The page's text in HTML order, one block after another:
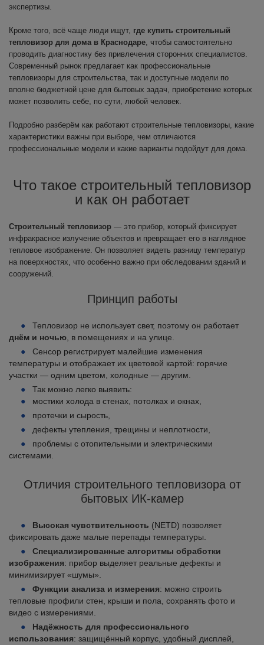
экспертизы.
Кроме того, всё чаще люди ищут, где купить строительный
тепловизор для дома в Краснодаре, чтобы самостоятельно
проводить диагностику без привлечения сторонних специалистов.
Современный рынок предлагает как профессиональные
тепловизоры для строительства, так и доступные модели по
вполне бюджетной цене для бытовых задач, приобретение которых
может позволить себе, по сути, любой человек.
Подробно разберём как работают строительные тепловизоры, какие
характеристики важны при выборе, чем отличаются
профессиональные модели и какие варианты подойдут для дома.
Что такое строительный тепловизор
и как он работает
Строительный тепловизор — это прибор, который фиксирует
инфракрасное излучение объектов и превращает его в наглядное
тепловое изображение. Он позволяет видеть разницу температур
на поверхностях, что особенно важно при обследовании зданий и
сооружений.
Принцип работы
Тепловизор не использует свет, поэтому он работает
днём и ночью , в помещениях и на улице.
Сенсор регистрирует малейшие изменения
температуры и отображает их цветовой картой: горячие
участки — одним цветом, холодные — другим.
Так можно легко выявить:
мостики холода в стенах, потолках и окнах,
протечки и сырость,
дефекты утепления, трещины и неплотности,
проблемы с отопительными и электрическими
системами.
Отличия строительного тепловизора от
бытовых ИК-камер
Высокая чувствительность (NETD) позволяет
фиксировать даже малые перепады температуры.
Специализированные алгоритмы обработки
изображения: прибор выделяет реальные дефекты и
минимизирует «шумы».
Функции анализа и измерения: можно строить
тепловые профили стен, крыши и пола, сохранять фото и
видео с измерениями.
Надёжность для профессионального
использования: защищённый корпус, удобный дисплей,